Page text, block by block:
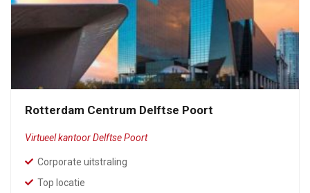
Rotterdam Centrum Delftse Poort
Virtueel kantoor Delftse Poort
Corporate uitstraling
Top locatie